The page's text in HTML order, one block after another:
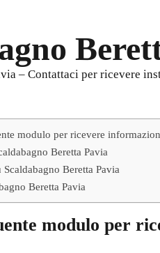
– Contattaci per ricevere
modulo per ricevere
Beretta Pavia
Beretta Pavia
Beretta Pavia
modulo per